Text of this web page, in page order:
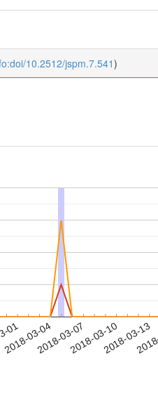
10.2512/jspm.7.541)
01
2018-03-042018-03-072018-03-102018-03-13